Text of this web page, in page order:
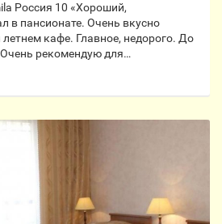
Россия 10 «Хороший,
в пансионате. Очень вкусно
летнем кафе. Главное, недорого. До
рекомендую для…